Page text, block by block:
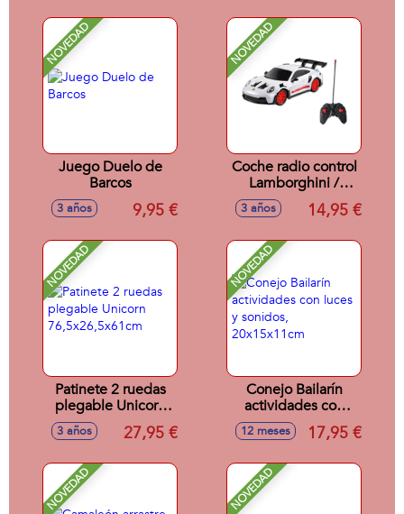
NOVEDAD
Juego Duelo de
Barcos
3 años 9,95 €
NOVEDAD
Coche radio control
Lamborghini /
Porsche 911 /
Aston Martin escala
surtidos
3 años 14,95 €
NOVEDAD
Patinete 2 ruedas
plegable Unicorn
76,5x26,5x61cm
3 años 27,95 €
NOVEDAD
Conejo Bailarín
actividades con
luces y sonidos,
20x15x11cm
12 meses 17,95 €
NOVEDAD NOVEDAD